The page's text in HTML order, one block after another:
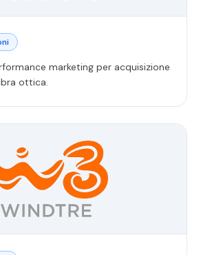
marketing per acquisizione
ottica.